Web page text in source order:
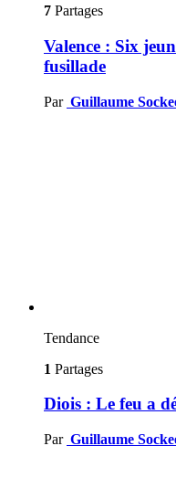
7 Partages
Valence : Six
fusillade
Par Guillaume
Tendance
1 Partages
Diois : Le feu a
Par Guillaume